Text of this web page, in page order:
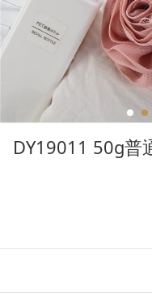
DY19011 50g普